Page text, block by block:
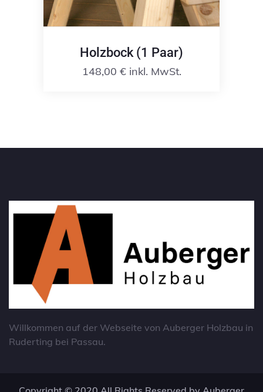
Holzbock (1 Paar)
148,00 €inkl. MwSt.
Willkommen auf der Webseite von Auberger Holzbau in
Ruderting bei Passau.